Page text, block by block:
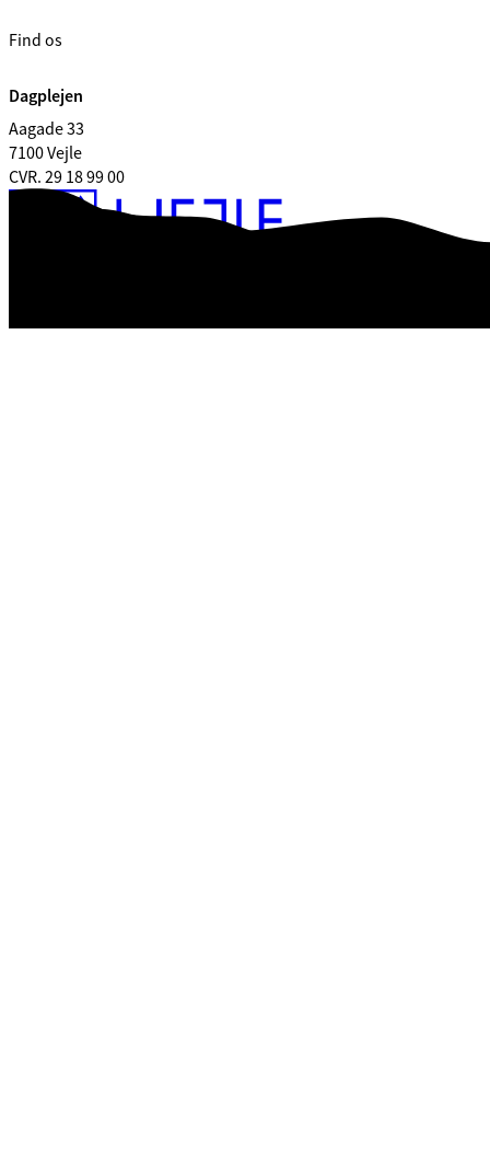
Find os
Dagplejen
Aagade 33
7100 Vejle
CVR. 29 18 99 00